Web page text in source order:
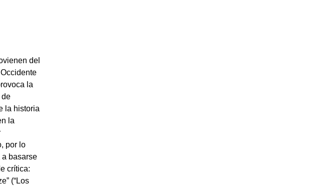
del
la
de
la historia
la
por lo
a basarse
crítica:
(“Los